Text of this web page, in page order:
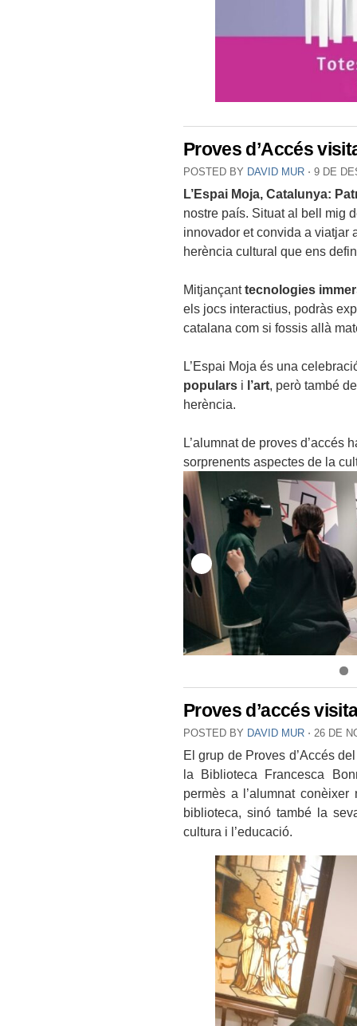
Proves d’Accés
POSTED BY DAVID MUR ⋅ 9 DE
L’Espai Moja, Catalunya:
nostre país. Situat al bell mig
innovador et convida a viatjar
herència cultural que ens
Mitjançanttecnologies
els jocs interactius, podràs
catalana com si fossis allà
L’Espai Moja és una
populars i l’art, però també
herència.
L’alumnat de proves d’accés
sorprenents aspectes de la
Proves d’accés
POSTED BY DAVID MUR ⋅ 26 DE
El grup de Proves d’Accés
la Biblioteca Francesca
permès a l’alumnat
biblioteca, sinó també la
cultura i l’educació.